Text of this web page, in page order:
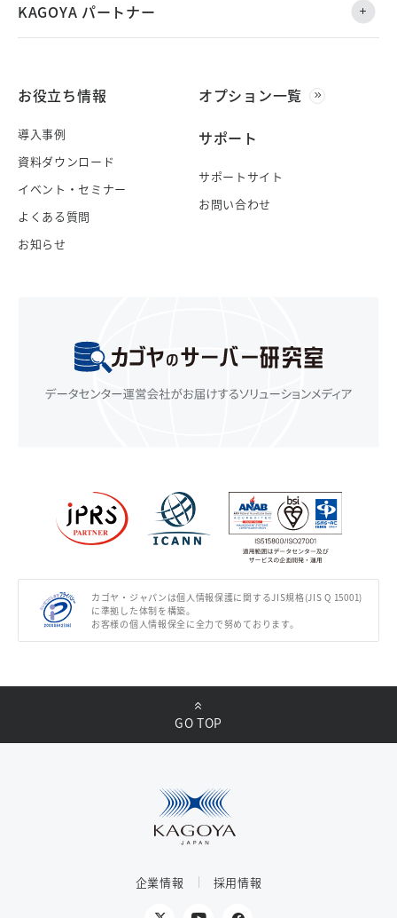
KAGOYA パートナー
お役立ち情報
導入事例
資料ダウンロード
イベント・セミナー
よくある質問
お知らせ
オプション一覧
サポート
サポートサイト
お問い合わせ
カゴヤ・ジャパンは個人情報保護に関するJIS規格(JIS Q 15001)
に準拠した体制を構築。
お客様の個人情報保全に全力で努めております。
企業情報 採用情報
GO TOP